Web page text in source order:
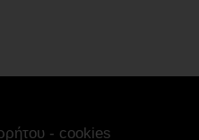
- cookies